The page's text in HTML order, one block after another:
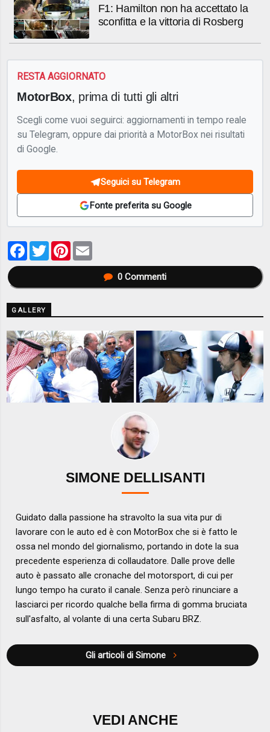
F1: Hamilton non ha accettato la
sconfitta e la vittoria di Rosberg
RESTA AGGIORNATO
MotorBox, prima di tutti gli altri
Scegli come vuoi seguirci: aggiornamenti in tempo reale
su Telegram, oppure dai priorità a MotorBox nei risultati
di Google.
Seguici su Telegram
Fonte preferita su Google
Facebook
TwitterPinterest
0Commenti
GALLERY
SIMONE DELLISANTI
Guidato dalla passione ha stravolto la sua vita pur di
lavorare con le auto ed è con MotorBox che si è fatto le
ossa nel mondo del giornalismo, portando in dote la sua
precedente esperienza di collaudatore. Dalle prove delle
auto è passato alle cronache del motorsport, di cui per
lungo tempo ha curato il canale. Senza però rinunciare a
lasciarci per ricordo qualche bella firma di gomma bruciata
sull'asfalto, al volante di una certa Subaru BRZ.
Gli articoli di Simone
VEDI ANCHE